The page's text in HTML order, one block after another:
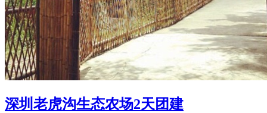
深圳老虎沟生态农场2天团建